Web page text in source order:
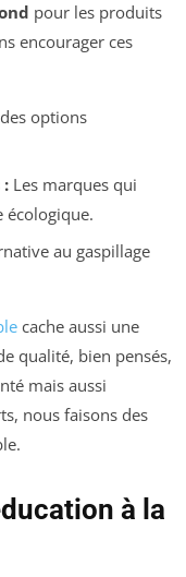
pour les produits
encourager ces
options
Les marques qui
écologique.
au gaspillage
cache aussi une
qualité, bien pensés,
mais aussi
nous faisons des
à la